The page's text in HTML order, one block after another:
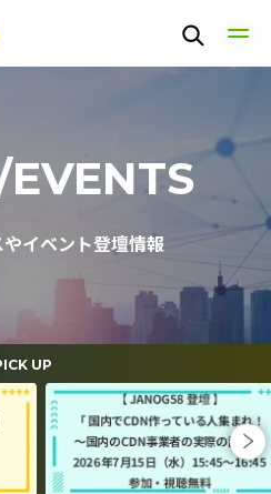
イベント登壇情報
UP